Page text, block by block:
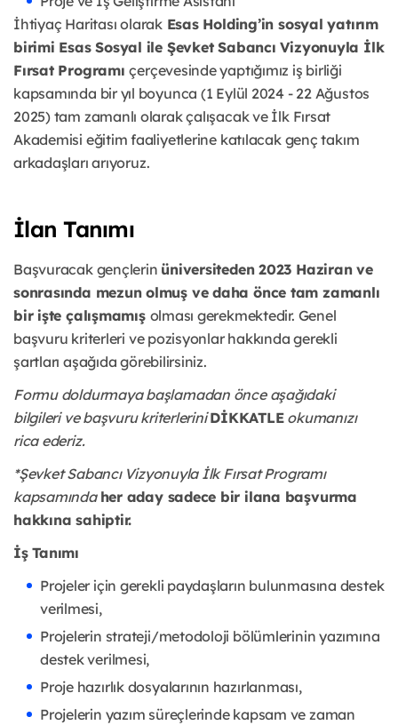
İhtiyaç Haritası olarakEsas Holding’in sosyal yatırım
birimi Esas Sosyal ile Şevket Sabancı Vizyonuyla İlk
Fırsat Programıçerçevesinde yaptığımız iş birliği
kapsamında bir yıl boyunca (1 Eylül 2024 - 22 Ağustos
2025) tam zamanlı olarak çalışacak ve İlk Fırsat
Akademisi eğitim faaliyetlerine katılacak genç takım
arkadaşları arıyoruz.
İlan Tanımı
Başvuracak gençlerin üniversiteden 2023 Haziran ve
sonrasında mezun olmuş ve daha önce tam zamanlı
bir işte çalışmamış olması gerekmektedir. Genel
başvuru kriterleri ve pozisyonlar hakkında gerekli
şartları aşağıda görebilirsiniz.
Formu doldurmaya başlamadan önce aşağıdaki
bilgileri ve başvuru kriterleriniDİKKATLE okumanızı
rica ederiz.
*Şevket Sabancı Vizyonuyla İlk Fırsat Programı
kapsamında her aday sadece bir ilana başvurma
hakkına sahiptir.
İş Tanımı
Projeler için gerekli paydaşların bulunmasına destek
verilmesi,
Projelerin strateji/metodoloji bölümlerinin yazımına
destek verilmesi,
Proje hazırlık dosyalarının hazırlanması,
Projelerin yazım süreçlerinde kapsam ve zaman